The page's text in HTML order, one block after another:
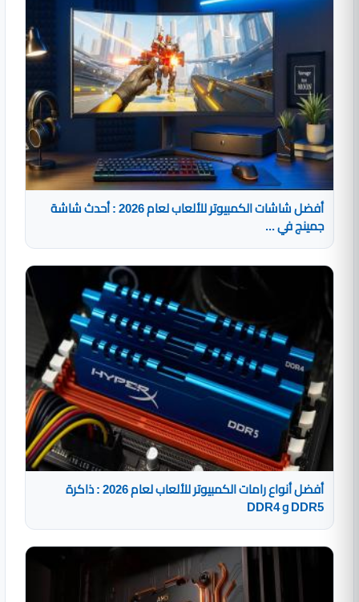
أفضل شاشات الكمبيوتر للألعاب لعام 2026 : أحدث شاشة
جمينج في ...
أفضل أنواع رامات الكمبيوتر للألعاب لعام 2026 : ذاكرة
DDR5 و DDR4